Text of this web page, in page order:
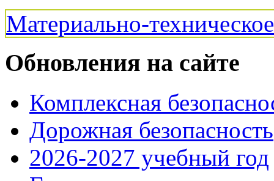
Материально-
Обновления на сайте
Комплексная
Дорожная безопасность
2026-2027 учебный год